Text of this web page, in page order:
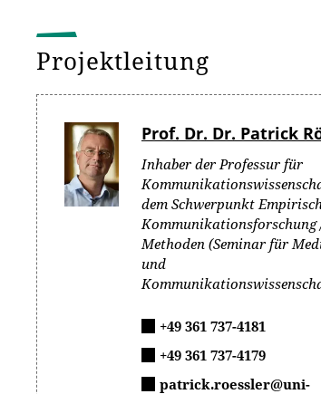
Projektleitung
Prof. Dr. Dr. Patrick
Inhaber der Professur für
dem Schwerpunkt
Kommunikationsforschung
Methoden (Seminar für
und
+49 361 737-4181
+49 361 737-4179
patrick.roessler@uni-